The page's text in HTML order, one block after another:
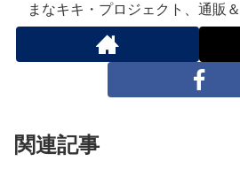
まなキキ・プロジェクト、通販
関連記事